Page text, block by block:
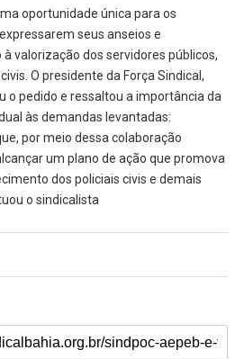
oportunidade única para os
seus anseios e
valorização dos servidores públicos,
O presidente da Força Sindical,
o pedido e ressaltou a importância da
às demandas levantadas:
por meio dessa colaboração
um plano de ação que promova
dos policiais civis e demais
o sindicalista